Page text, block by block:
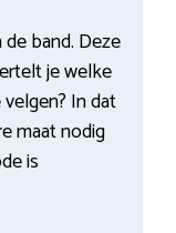
band. Deze
je welke
In dat
maat nodig
is